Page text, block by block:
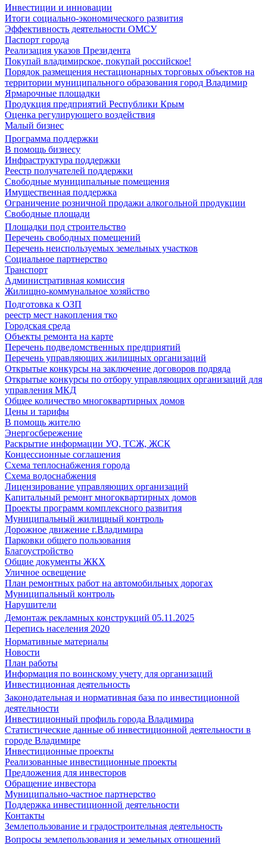
Инвестиции и инновации
Итоги социально-экономического развития
Эффективность деятельности ОМСУ
Паспорт города
Реализация указов Президента
Покупай владимирское, покупай российское!
Порядок размещения нестационарных торговых объектов на
территории муниципального образования город Владимир
Ярмарочные площадки
Продукция предприятий Республики Крым
Оценка регулирующего воздействия
Малый бизнес
Программа поддержки
В помощь бизнесу
Инфраструктура поддержки
Реестр получателей поддержки
Свободные муниципальные помещения
Имущественная поддержка
Ограничение розничной продажи алкогольной продукции
Свободные площади
Площадки под строительство
Перечень свободных помещений
Перечень неиспользуемых земельных участков
Социальное партнерство
Транспорт
Административная комиссия
Жилищно-коммунальное хозяйство
Подготовка к ОЗП
реестр мест накопления тко
Городская среда
Объекты ремонта на карте
Перечень подведомственных предприятий
Перечень управляющих жилищных организаций
Открытые конкурсы на заключение договоров подряда
Открытые конкурсы по отбору управляющих организаций для
управления МКД
Общее количество многоквартирных домов
Цены и тарифы
В помощь жителю
Энергосбережение
Раскрытие информации УО, ТСЖ, ЖСК
Концессионные соглашения
Схема теплоснабжения города
Схема водоснабжения
Лицензирование управляющих организаций
Капитальный ремонт многоквартирных домов
Проекты программ комплексного развития
Муниципальный жилищный контроль
Дорожное движение г.Владимира
Парковки общего пользования
Благоустройство
Общие документы ЖКХ
Уличное освещение
План ремонтных работ на автомобильных дорогах
Муниципальный контроль
Нарушители
Демонтаж рекламных конструкций 05.11.2025
Перепись населения 2020
Нормативные материалы
Новости
План работы
Информация по воинскому учету для организаций
Инвестиционная деятельность
Законодательная и нормативная база по инвестиционной
деятельности
Инвестиционный профиль города Владимира
Статистические данные об инвестиционной деятельности в
городе Владимире
Инвестиционные проекты
Реализованные инвестиционные проекты
Предложения для инвесторов
Обращение инвестора
Муниципально-частное партнерство
Поддержка инвестиционной деятельности
Контакты
Землепользование и градостроительная деятельность
Вопросы землепользования и земельных отношений